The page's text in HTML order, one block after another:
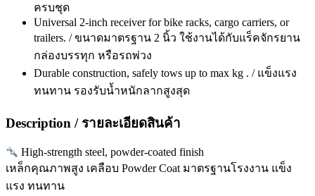
ครบชุด
Universal 2-inch receiver for bike racks, cargo carriers, or
trailers. / ขนาดมาตรฐาน 2 นิ้ว ใช้งานได้กับแร็คจักรยาน
กล่องบรรทุก หรือรถพ่วง
Durable construction, safely tows up to max kg . / แข็งแรง
ทนทาน รองรับน้ำหนักลากสูงสุด
Description / รายละเอียดสินค้า
High-strength steel, powder-coated finish
เหล็กคุณภาพสูง เคลือบ Powder Coat มาตรฐานโรงงาน แข็ง
แรง ทนทาน